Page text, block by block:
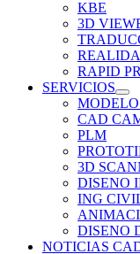
KBE
3D
RAPID
SERVICIOS
CAD
PLM
3D
DISENO
ING
DISENO
NOTICIAS